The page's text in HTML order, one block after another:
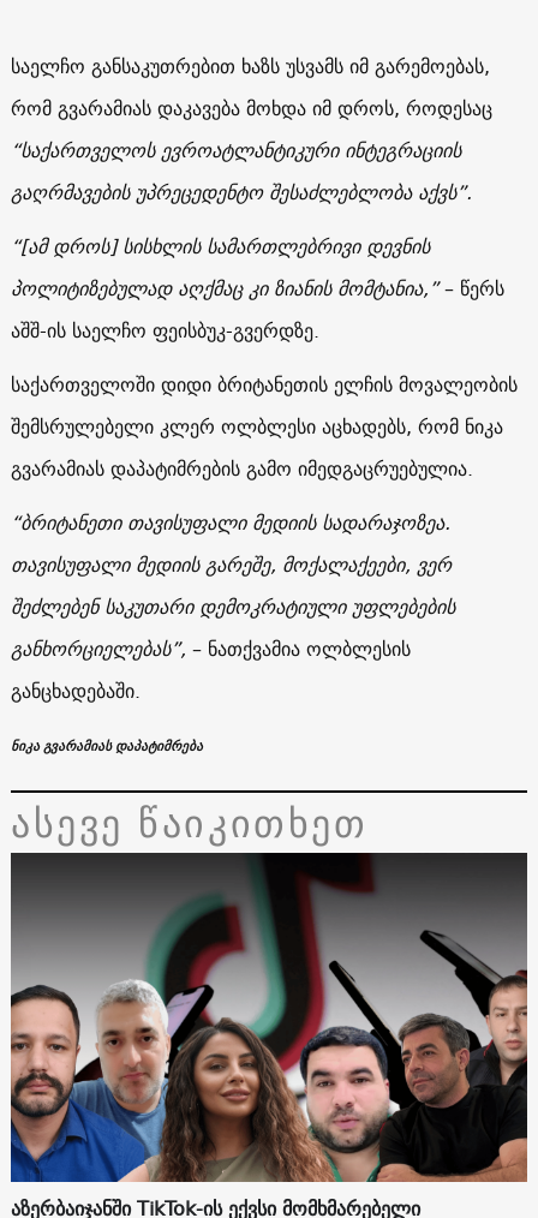
საელჩო განსაკუთრებით ხაზს უსვამს იმ გარემოებას,
რომ გვარამიას დაკავება მოხდა იმ დროს, როდესაც
“საქართველოს ევროატლანტიკური ინტეგრაციის
გაღრმავების უპრეცედენტო შესაძლებლობა აქვს”.
“[ამ დროს] სისხლის სამართლებრივი დევნის
პოლიტიზებულად აღქმაც კი ზიანის მომტანია,”– წერს
აშშ-ის საელჩო ფეისბუკ-გვერდზე.
საქართველოში დიდი ბრიტანეთის ელჩის მოვალეობის
შემსრულებელი კლერ ოლბლესი აცხადებს, რომ ნიკა
გვარამიას დაპატიმრების გამო იმედგაცრუებულია.
“ბრიტანეთი თავისუფალი მედიის სადარაჯოზეა.
თავისუფალი მედიის გარეშე, მოქალაქეები, ვერ
შეძლებენ საკუთარი დემოკრატიული უფლებების
განხორციელებას”, – ნათქვამია ოლბლესის
განცხადებაში.
ნიკა გვარამიას დაპატიმრება
ასევე წაიკითხეთ
აზერბაიჯანში TikTok-ის ექვსი მომხმარებელი